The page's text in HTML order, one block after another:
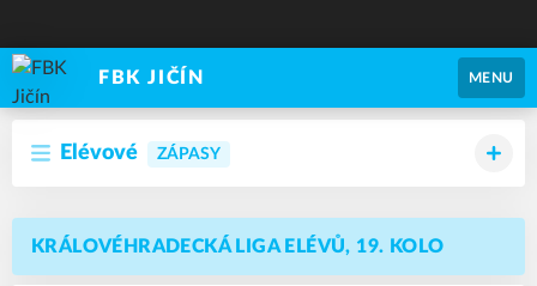
FBK JIČÍN MENU
Elévové ZÁPASY
KRÁLOVÉHRADECKÁ LIGA ELÉVŮ, 19. KOLO